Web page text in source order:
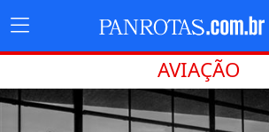
AVIAÇÃO